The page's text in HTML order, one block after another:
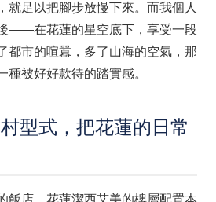
就足以把腳步放慢下來。而我個人
——在花蓮的星空底下，享受一段
都市的喧囂，多了山海的空氣，那
種被好好款待的踏實感。
型式，把花蓮的日常
飯店，花蓮潔西艾美的樓層配置本